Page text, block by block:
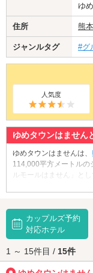
ゆ
住所 熊
ジャンルタグ #グ
人気度
ゆめタウンはません
ゆめタウンはませんは、
114,000平方メートルの
ルモールはません」と
ーケット「イズミ」の
揃いしています。中で
だと好評です。その他
シネマズ」はデートの
車場を完備しているの
ゆめタウンはませんへは
セスが便利です。
カップルズ予約
対応ホテル
1 ～ 15件目 / 15件